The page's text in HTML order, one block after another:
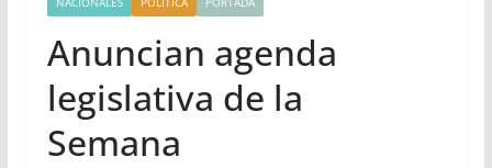
Anuncian agenda
legislativa de la
Semana